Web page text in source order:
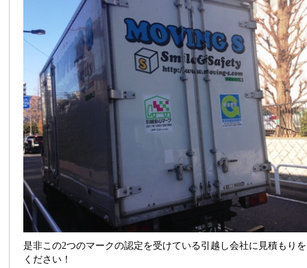
是非この2つのマークの認定を受けている引越し会社に見積もり
ください！